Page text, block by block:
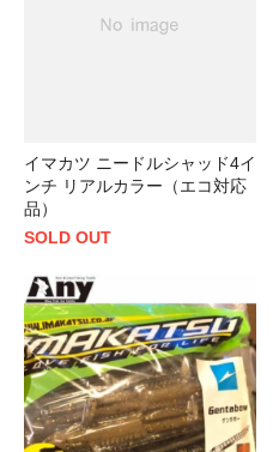
イマカツ ニードルシャッド4イ
ンチ リアルカラー（エコ対応
品）
SOLD OUT